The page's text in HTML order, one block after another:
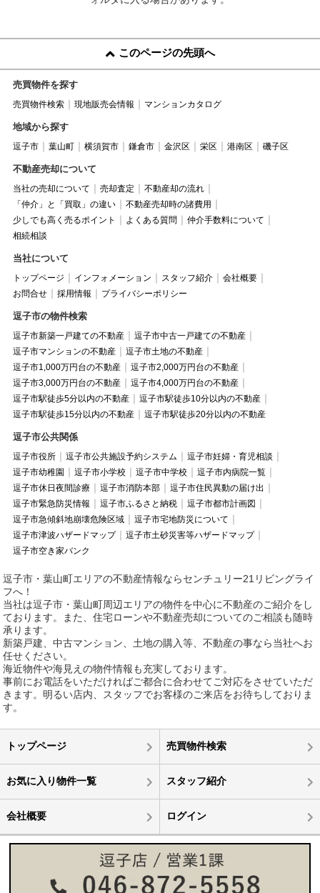
このページの先頭へ
売買物件を探す
売買物件検索 現地販売会情報 マンションカタログ
地域から探す
逗子市 葉山町 横須賀市 鎌倉市 金沢区 栄区 港南区 磯子区
不動産売却について
当社の売却について 売却査定
不動産却の流れ
「仲介」と「買取」の違い
不動産売却時の諸費用
少しでも高く売るポイント
よくある質問
仲介手数料について
相続相談
当社について
トップページ インフォメーション スタッフ紹介
会社概要
お問合せ
採用情報 プライバシーポリシー
逗子市の物件検索
逗子市新築一戸建ての不動産
逗子市中古一戸建ての不動産
逗子市マンションの不動産
逗子市土地の不動産
逗子市1,000万円台の不動産
逗子市2,000万円台の不動産
逗子市3,000万円台の不動産
逗子市4,000万円台の不動産
逗子市駅徒歩5分以内の不動産
逗子市駅徒歩10分以内の不動産
逗子市駅徒歩15分以内の不動産
逗子市駅徒歩20分以内の不動産
逗子市公共関係
逗子市役所 逗子市公共施設予約システム
逗子市妊婦・育児相談
逗子市幼稚園
逗子市小学校 逗子市中学校
逗子市内病院一覧
逗子市休日夜間診療
逗子市消防本部
逗子市住民異動の届け出
逗子市緊急防災情報
逗子市ふるさと納税
逗子市都市計画図
逗子市急傾斜地崩壊危険区域
逗子市宅地防災について
逗子市津波ハザードマップ
逗子市土砂災害等ハザードマップ
逗子市空き家バンク
逗子市・葉山町エリアの不動産情報ならセンチュリー21リビングライ
フへ！
当社は逗子市・葉山町周辺エリアの物件を中心に不動産のご紹介をし
ております。また、住宅ローンや不動産売却についてのご相談も随時
承ります。
新築戸建、中古マンション、土地の購入等、不動産の事なら当社へお
任せください。
海近物件や海見えの物件情報も充実しております。
事前にお電話をいただければご都合に合わせてご対応をさせていただ
きます。明るい店内、スタッフでお客様のご来店をお待ちしておりま
す。
トップページ 売買物件検索
お気に入り物件一覧 スタッフ紹介
会社概要 ログイン